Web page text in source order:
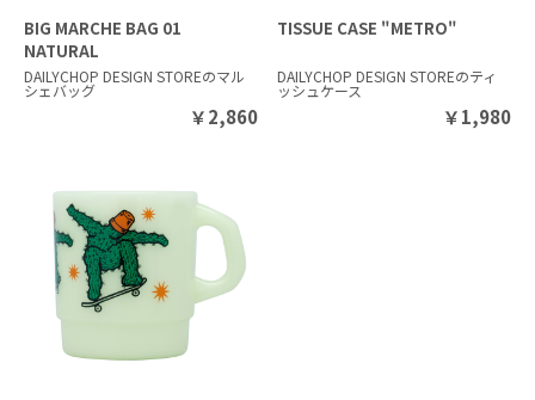
BIG MARCHE BAG 01
NATURAL
DAILYCHOP DESIGN STOREのマル
シェバッグ
￥2,860
TISSUE CASE "METRO"
DAILYCHOP DESIGN STOREのティ
ッシュケース
￥1,980